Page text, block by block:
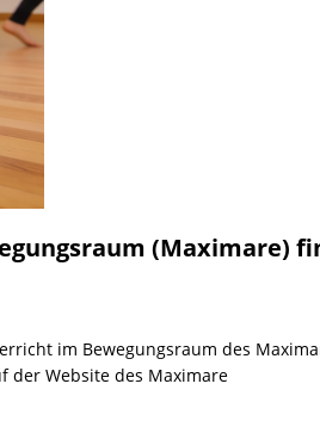
(Maximare)
im Bewegungsraum des
der Website des Maximare